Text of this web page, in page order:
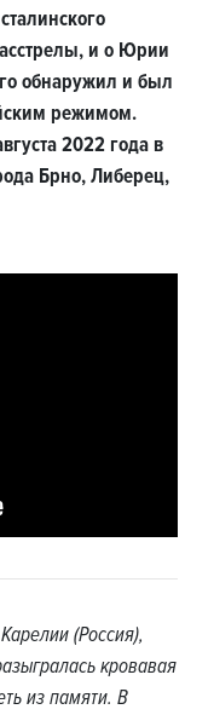
и о Юрии
обнаружил и был
режимом.
2022 года в
Брно, Либерец,
(Россия),
кровавая
из памяти. В